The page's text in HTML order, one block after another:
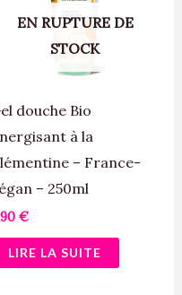
EN RUPTURE DE
STOCK
douche Bio
à la
– France-
– 250ml
€
LIRE LA SUITE